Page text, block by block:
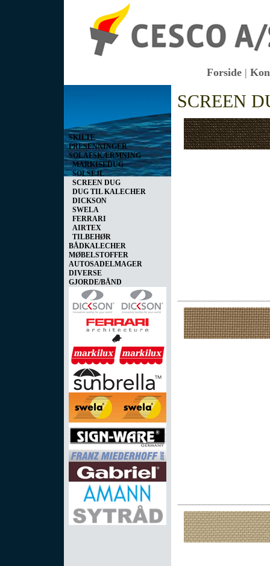
Forside |
SKILTE
PRESENNINGER
SOLAFSKÆRMNING
MARKISEDUG
SOLSEJL
SCREEN DUG
DUG TIL KALECHER
DICKSON
SWELA
FERRARI
AIRTEX
TILBEHØR
BÅDKALECHER
MØBELSTOFFER
AUTOSADELMAGER
DIVERSE
GJORDE/BÅND
SCREEN